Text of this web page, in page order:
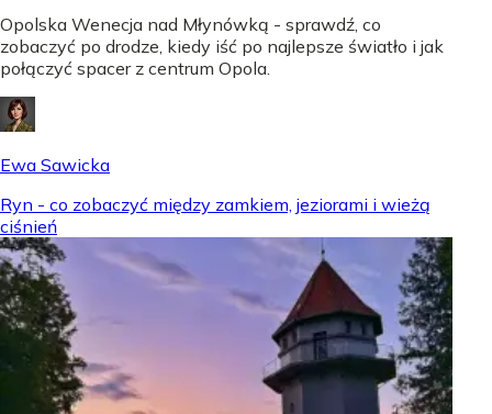
Opolska Wenecja nad Młynówką - sprawdź, co
zobaczyć po drodze, kiedy iść po najlepsze światło i jak
połączyć spacer z centrum Opola.
Ewa Sawicka
Ryn - co zobaczyć między zamkiem, jeziorami i wieżą
ciśnień